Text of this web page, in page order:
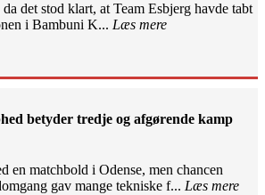
det stod klart, at Team Esbjerg havde tabt
i Bambuni K... Læs mere
betyder tredje og afgørende kamp
en matchbold i Odense, men chancen
gav mange tekniske f... Læs mere